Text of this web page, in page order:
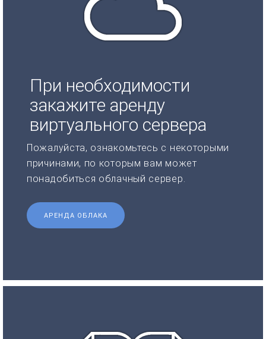
При необходимости
закажите аренду
виртуального сервера
Пожалуйста, ознакомьтесь с некоторыми
причинами, по которым вам может
понадобиться облачный сервер.
АРЕНДА ОБЛАКА